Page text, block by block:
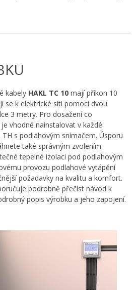
kabely HAKL TC 10 mají příkon 10
se k elektrické síti pomocí dvou
3 metry. Pro dosažení co
vhodné nainstalovat v každé
s podlahovým snímačem. Úsporu
také správným zvolením
tepelné izolaci pod podlahovým
provozu podlahové vytápění
požadavky na kvalitu a komfort.
podrobně přečíst návod k
popis výrobku a jeho zapojení.